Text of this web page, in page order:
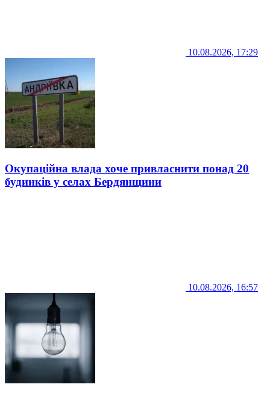
10.08.2026, 17:29
Окупаційна влада хоче привласнити понад 20
будинків у селах Бердянщини
10.08.2026, 16:57